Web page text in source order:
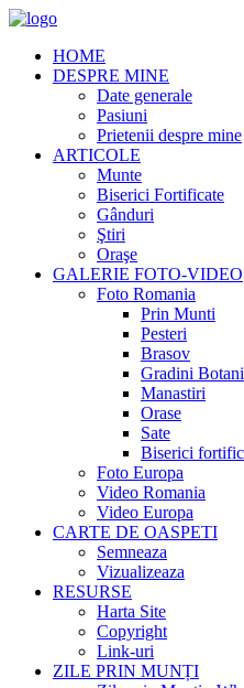
HOME
DESPRE MINE
Date generale
Pasiuni
Prietenii despre mine
ARTICOLE
Munte
Biserici Fortificate
Gânduri
Ştiri
Oraşe
GALERIE FOTO-VIDEO
Foto Romania
Prin Munti
Pesteri
Brasov
Gradini
Manastiri
Orase
Sate
Biserici
Foto Europa
Video Romania
Video Europa
CARTE DE OASPETI
Semneaza
Vizualizeaza
RESURSE
Harta Site
Copyright
Link-uri
ZILE PRIN MUNȚI